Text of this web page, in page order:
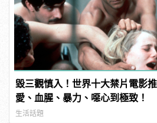
毀三觀慎入！世界十大禁片電影
愛、血腥、暴力、噁心到極致！
生活話題